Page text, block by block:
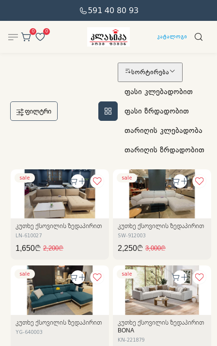
591 40 80 93
0 0
კატალოგი
ᲤᲘᲚᲢᲠᲘ
სორტირება
ფასი კლებადობით
ფასი ზრდადობით
თარიღის კლებადობა
თარიღის ზრდადობით
sale
ᲙᲣᲗᲮᲔ ᲥᲡᲝᲕᲘᲚᲘᲡ ᲖᲔᲓᲐᲞᲘᲠᲘᲗ
LN-610027
1,650₾ 2,200₾
sale
ᲙᲣᲗᲮᲔ ᲥᲡᲝᲕᲘᲚᲘᲡ ᲖᲔᲓᲐᲞᲘᲠᲘᲗ
SW-912003
2,250₾ 3,000₾
sale
ᲙᲣᲗᲮᲔ ᲥᲡᲝᲕᲘᲚᲘᲡ ᲖᲔᲓᲐᲞᲘᲠᲘᲗ
YG-640003
sale
ᲙᲣᲗᲮᲔ ᲥᲡᲝᲕᲘᲚᲘᲡ ᲖᲔᲓᲐᲞᲘᲠᲘᲗ
BONA
KN-221879